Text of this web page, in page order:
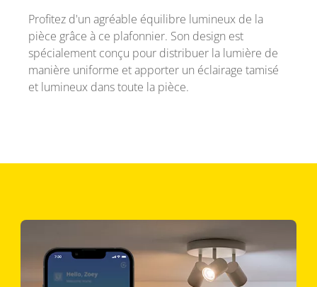
Profitez d'un agréable équilibre lumineux de la
pièce grâce à ce plafonnier. Son design est
spécialement conçu pour distribuer la lumière de
manière uniforme et apporter un éclairage tamisé
et lumineux dans toute la pièce.